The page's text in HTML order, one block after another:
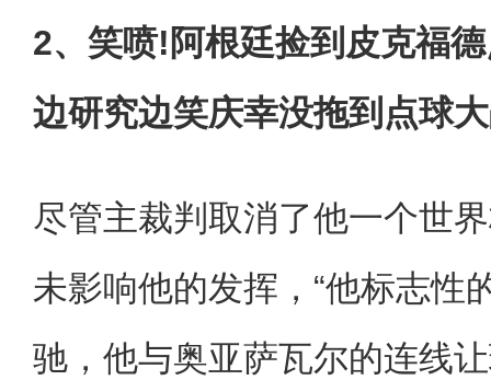
2、笑喷!阿根廷捡到皮克福
边研究边笑庆幸没拖到点球
尽管主裁判取消了他一个世
未影响他的发挥，“他标志性
驰，他与奥亚萨瓦尔的连线